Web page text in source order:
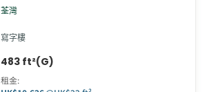
荃灣
寫字樓
483 ft²(G)
租金: